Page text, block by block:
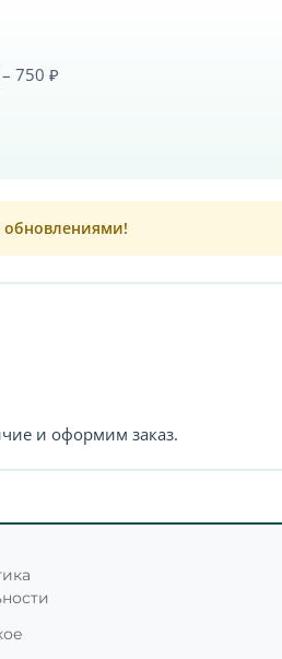
750 ₽
обновлениями!
и оформим заказ.